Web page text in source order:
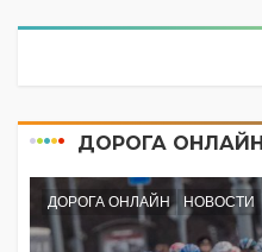
ДОРОГА ОНЛАЙН
ДОРОГА ОНЛАЙН НОВОСТИ